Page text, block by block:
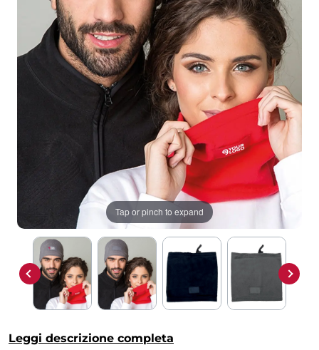
Tap or pinch to expand
Leggi descrizione completa